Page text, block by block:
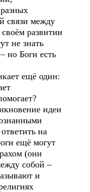
связи между
развитии
не знать
но Боги есть
ещё один:
идеи
на
ещё могут
(они
собой –
и